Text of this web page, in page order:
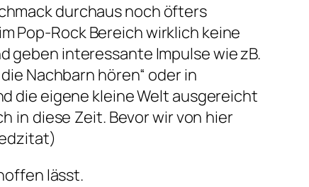
durchaus noch öfters
Pop-Rock Bereich wirklich keine
geben interessante Impulse wie zB.
Nachbarn hören“ oder in
die eigene kleine Welt ausgereicht
in diese Zeit. Bevor wir von hier
lässt.